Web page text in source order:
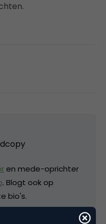
en mede-oprichter
. Blogt ook op
bio's.